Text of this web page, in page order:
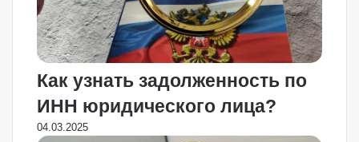
Как узнать задолженность по
ИНН юридического лица?
04.03.2025